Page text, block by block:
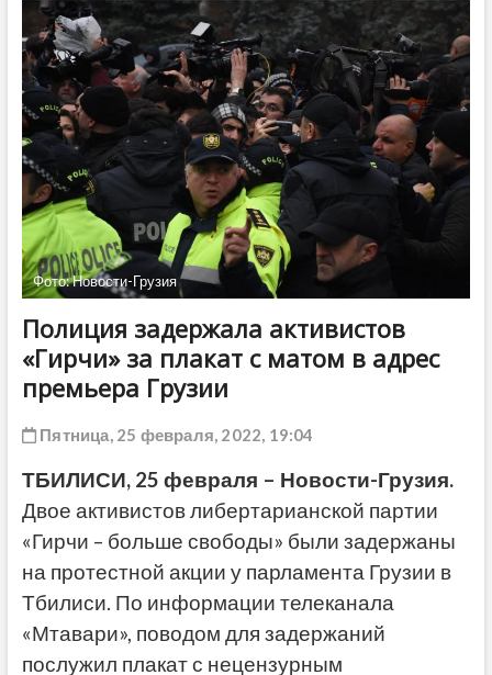
t
t
o
Фото: Новости-Грузия
Полиция задержала активистов
«Гирчи» за плакат с матом в адрес
премьера Грузии
Пятница, 25 февраля, 2022, 19:04
ТБИЛИСИ, 25 февраля – Новости-Грузия.
Двое активистов либертарианской партии
«Гирчи – больше свободы» были задержаны
на протестной акции у парламента Грузии в
Тбилиси. По информации телеканала
«Мтавари», поводом для задержаний
послужил плакат с нецензурным